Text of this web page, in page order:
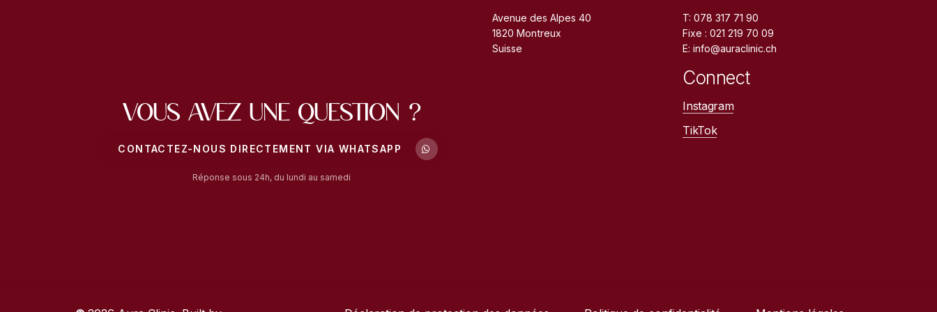
Vous avez une question ?
CONTACTEZ-NOUS DIRECTEMENT VIA WHATSAPP
Réponse sous 24h, du lundi au samedi
Avenue des Alpes 40
1820 Montreux
Suisse
T: 078 317 71 90
Fixe : 021 219 70 09
E: info@auraclinic.ch
Connect
Instagram
TikTok